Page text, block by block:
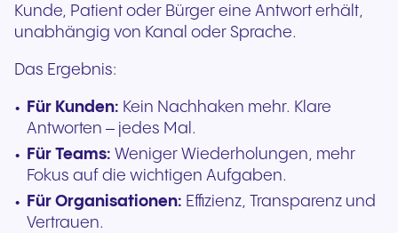
Kunde, Patient oder Bürger eine Antwort erhält,
unabhängig von Kanal oder Sprache.
Das Ergebnis:
Für Kunden: Kein Nachhaken mehr. Klare
Antworten – jedes Mal.
Für Teams: Weniger Wiederholungen, mehr
Fokus auf die wichtigen Aufgaben.
Für Organisationen: Effizienz, Transparenz und
Vertrauen.